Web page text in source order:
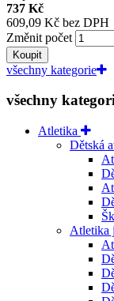
737 Kč
609,09 Kč bez DPH
Změnit počet
Koupit
všechny kategorie
všechny
Atletika
Dětská
Atletika